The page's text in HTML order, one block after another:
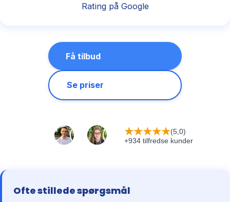
Rating på Google
Få tilbud
Se priser
★★★★★(5,0)
+934 tilfredse kunder
Ofte stillede spørgsmål